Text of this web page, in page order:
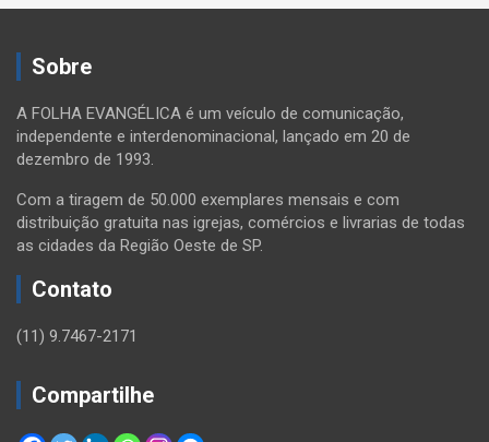
Sobre
A FOLHA EVANGÉLICA é um veículo de comunicação,
independente e interdenominacional, lançado em 20 de
dezembro de 1993.
Com a tiragem de 50.000 exemplares mensais e com
distribuição gratuita nas igrejas, comércios e livrarias de todas
as cidades da Região Oeste de SP.
Contato
(11) 9.7467-2171
Compartilhe